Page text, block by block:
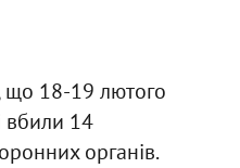
що 18-19 лютого
вбили 14
органів.